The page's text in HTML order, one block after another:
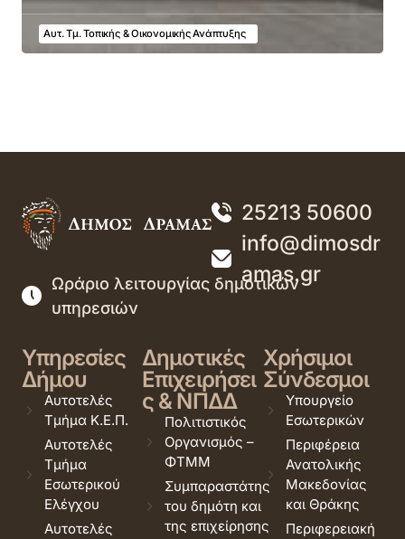
Αυτ. Τμ. Τοπικής & Οικονομικής Ανάπτυξης
25213 50600
info@dimosdr
amas.gr
Ωράριο λειτουργίας δημοτικών
υπηρεσιών
Υπηρεσίες
Δήμου
Αυτοτελές
Τμήμα Κ.Ε.Π.
Αυτοτελές
Τμήμα
Εσωτερικού
Ελέγχου
Αυτοτελές
Δημοτικές
Επιχειρήσει
ς & ΝΠΔΔ
Πολιτιστικός
Οργανισμός –
ΦΤΜΜ
Συμπαραστάτης
του δημότη και
της επιχείρησης
Χρήσιμοι
Σύνδεσμοι
Υπουργείο
Εσωτερικών
Περιφέρεια
Ανατολικής
Μακεδονίας
και Θράκης
Περιφερειακή